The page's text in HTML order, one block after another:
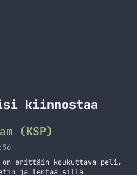
kiinnostaa
(KSP)
on erittäin koukuttava peli,
ja lentää sillä